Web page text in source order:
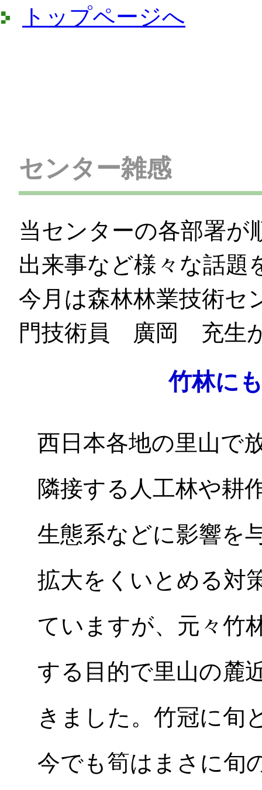
トップページへ
センター雑感
当センターの各部署が
出来事など様々な話題
今月は森林林業技術
門技術員 廣岡 充生
竹林に
西日本各地の里山で
隣接する人工林や耕
生態系などに影響を
拡大をくいとめる対
ていますが、元々竹
する目的で里山の麓
きました。竹冠に旬
今でも筍はまさに旬